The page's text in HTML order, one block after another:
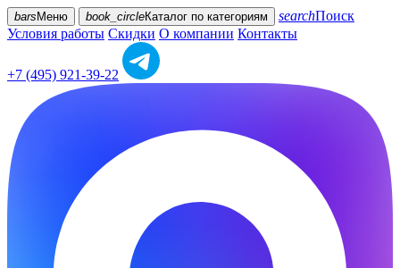
bars Меню book_circleКаталог по категориям searchПоиск
Условия работы Скидки О компании Контакты
+7 (495) 921-39-22